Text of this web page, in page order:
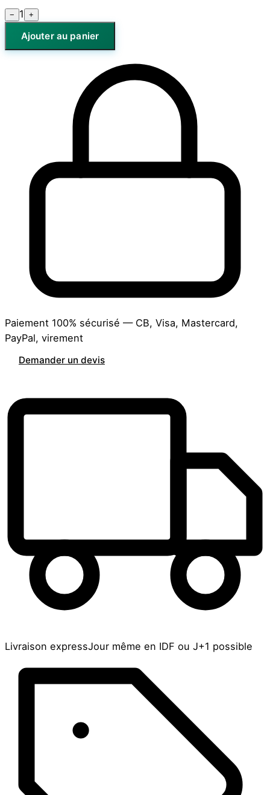
− 1 +
Ajouter au panier
Paiement 100% sécurisé — CB, Visa, Mastercard,
PayPal, virement
Demander un devis
Livraison expressJour même en IDF ou J+1 possible